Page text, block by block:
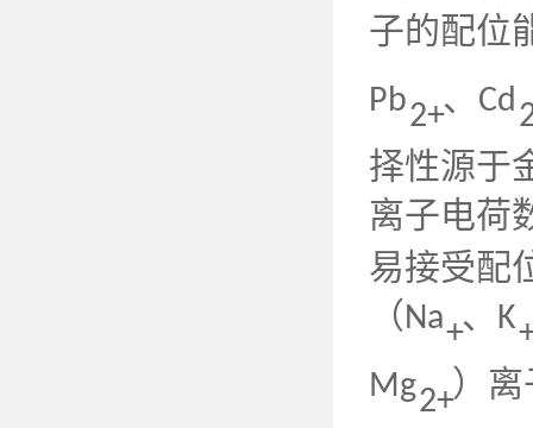
子的配位
Pb2+、 Cd
择性源于
离子电荷
易接受配
（Na+、 K
Mg2+）